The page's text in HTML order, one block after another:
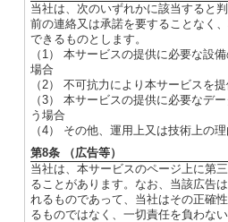
当社は、次のいずれかに該当すると
前の連絡又は承諾を要することなく
できるものとします。
（1） 本サービスの提供に必要な設
場合
（2） 不可抗力により本サービスを
（3） 本サービスの提供に必要なデ
う場合
（4） その他、運用上又は技術上の
第8条 （広告等）
当社は、本サービスのページ上に第
ることがあります。なお、当該広告
れるものであって、当社はその正確
るものではなく、一切責任を負わない